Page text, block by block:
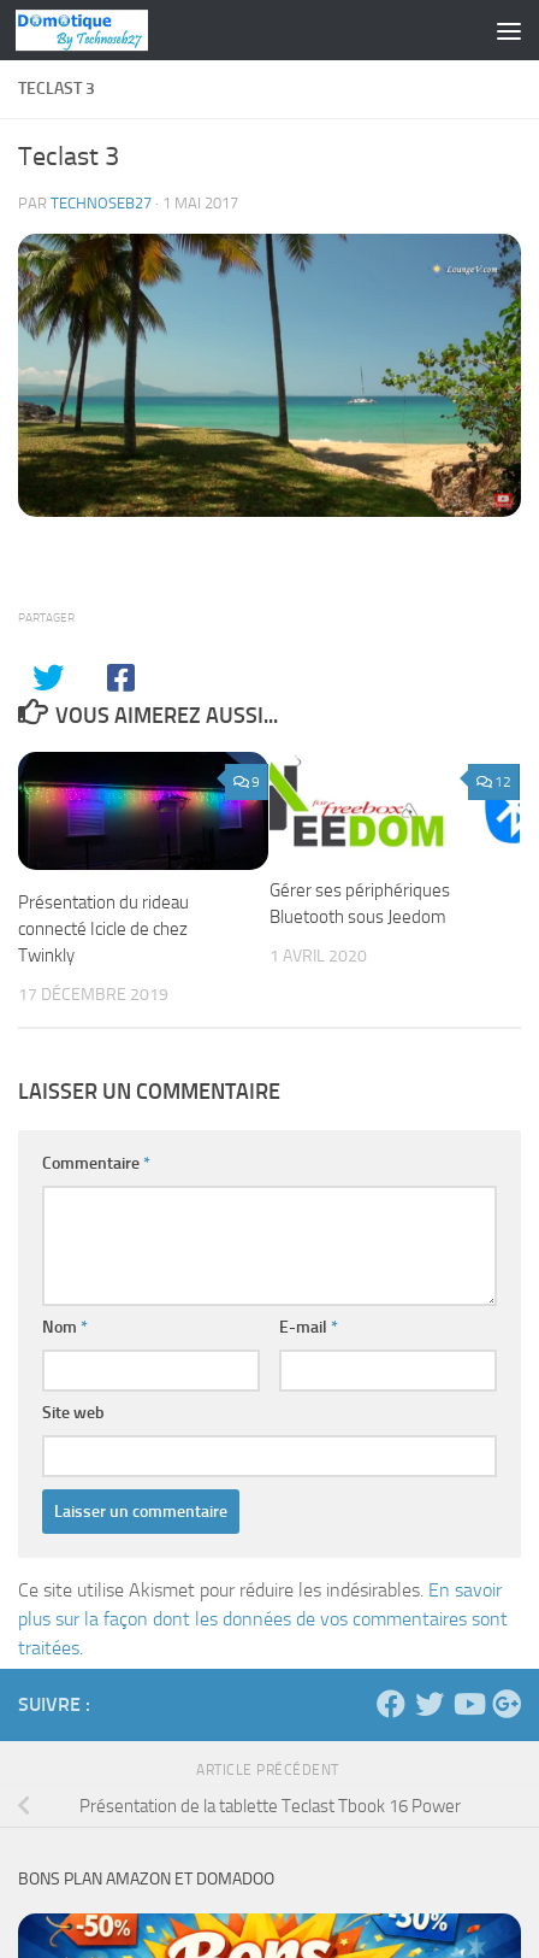
Skip to content
TECLAST 3
Teclast 3
PAR TECHNOSEB27 · 1 MAI 2017
PARTAGER
VOUS AIMEREZ AUSSI...
9
Présentation du rideau
connecté Icicle de chez
Twinkly
17 DÉCEMBRE 2019
12
Gérer ses périphériques
Bluetooth sous Jeedom
1 AVRIL 2020
LAISSER UN COMMENTAIRE
Commentaire*
Nom * E-mail *
Site web
Ce site utilise Akismet pour réduire les indésirables. En savoir
plus sur la façon dont les données de vos commentaires sont
traitées.
SUIVRE :
ARTICLE PRÉCÉDENT
Présentation de la tablette Teclast Tbook 16 Power
BONS PLAN AMAZON ET DOMADOO